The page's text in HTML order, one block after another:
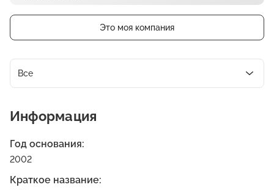
Это моя компания
Все
Информация
Год основания:
2002
Краткое название: